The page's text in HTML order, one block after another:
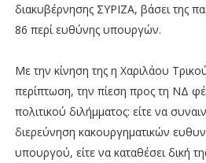
διακυβέρνησης ΣΥΡΙΖΑ, βάσει της
86 περί ευθύνης υπουργών.
Με την κίνηση της η Χαριλάου
περίπτωση, την πίεση προς τη ΝΔ
πολιτικού διλήμματος: είτε να
διερεύνηση κακουργηματικών
υπουργού, είτε να καταθέσει δική